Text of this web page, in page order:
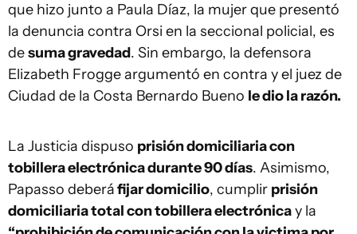
que hizo junto a Paula Díaz, la mujer que presentó
la denuncia contra Orsi en la seccional policial, es
desuma gravedad. Sin embargo, la defensora
Elizabeth Frogge argumentó en contra y el juez de
Ciudad de la Costa Bernardo Bueno le dio la razón.
La Justicia dispuso prisión domiciliaria con
tobillera electrónica durante 90 días. Asimismo,
Papasso deberáfijar domicilio, cumplir prisión
domiciliaria total con tobillera electrónicay la